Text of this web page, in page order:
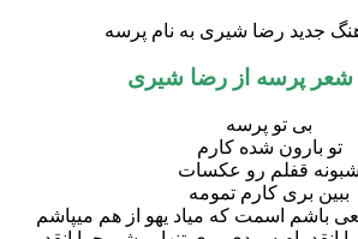
شعر پرسه از رضا شیری
بی تو پرسه
تو بارون شده کارم
شبونه قفلم رو عکسات
ببین بری کارم تمومه
باشم اسمت که میاد یهو از هم میپاشم